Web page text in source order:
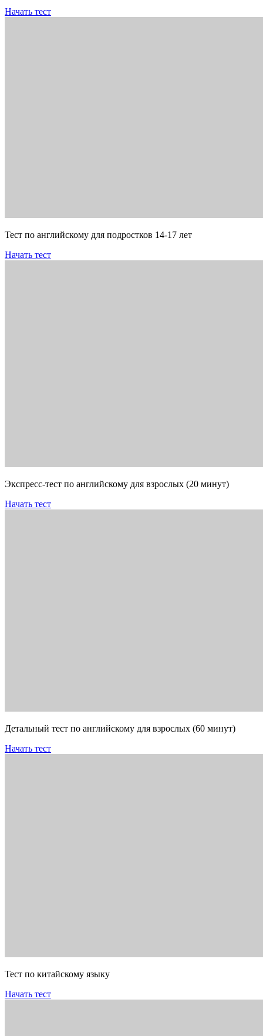
Начать тест
Тест по английскому для подростков 14-17 лет
Начать тест
Экспресс-тест по английскому для взрослых (20 минут)
Начать тест
Детальный тест по английскому для взрослых (60 минут)
Начать тест
Тест по китайскому языку
Начать тест